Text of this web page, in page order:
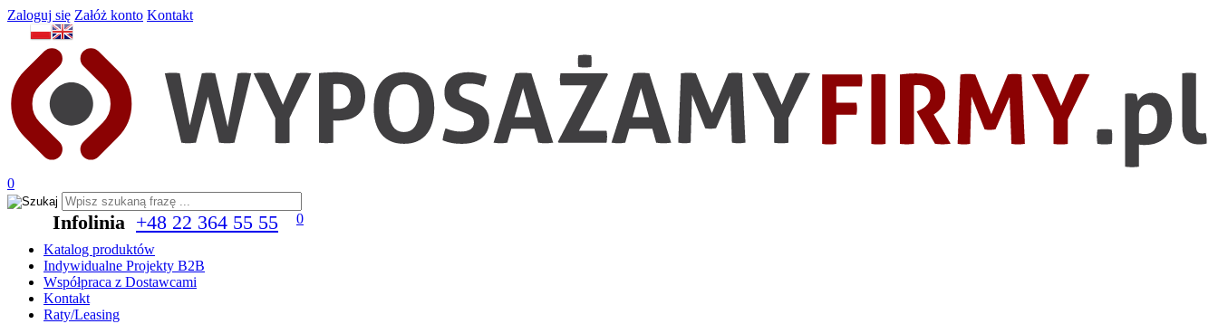
Zaloguj się Załóż konto Kontakt
0
Infolinia +48 22 364 55 55
0
Katalog produktów
Indywidualne Projekty B2B
Współpraca z Dostawcami
Kontakt
Raty/Leasing